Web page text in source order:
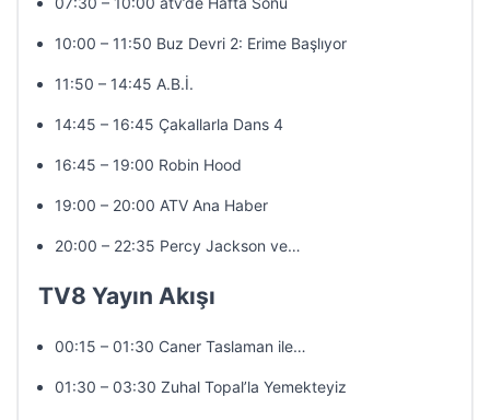
10:00 – 11:50 Buz Devri 2: Erime Başlıyor
11:50 – 14:45 A.B.İ.
14:45 – 16:45 Çakallarla Dans 4
16:45 – 19:00 Robin Hood
19:00 – 20:00 ATV Ana Haber
20:00 – 22:35 Percy Jackson ve…
TV8 Yayın Akışı
00:15 – 01:30 Caner Taslaman ile…
01:30 – 03:30 Zuhal Topal’la Yemekteyiz